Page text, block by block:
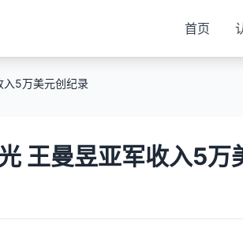
首页
入5万美元创纪录
王曼昱亚军收入5万